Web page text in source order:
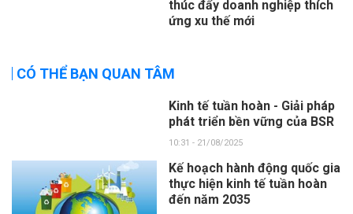
thúc đẩy doanh nghiệp thích
ứng xu thế mới
CÓ THỂ BẠN QUAN TÂM
Kinh tế tuần hoàn - Giải pháp
phát triển bền vững của BSR
10:31 - 21/08/2025
Kế hoạch hành động quốc gia
thực hiện kinh tế tuần hoàn
đến năm 2035